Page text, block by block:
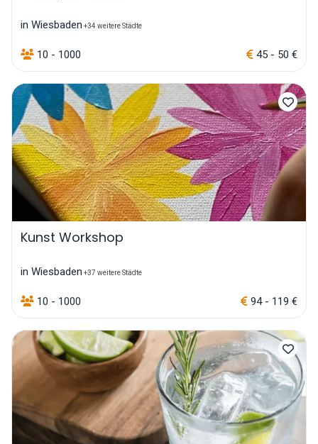
in Wiesbaden +34 weitere Städte
10 - 1000 45 - 50 €
Kunst Workshop
in Wiesbaden +37 weitere Städte
10 - 1000 94 - 119 €